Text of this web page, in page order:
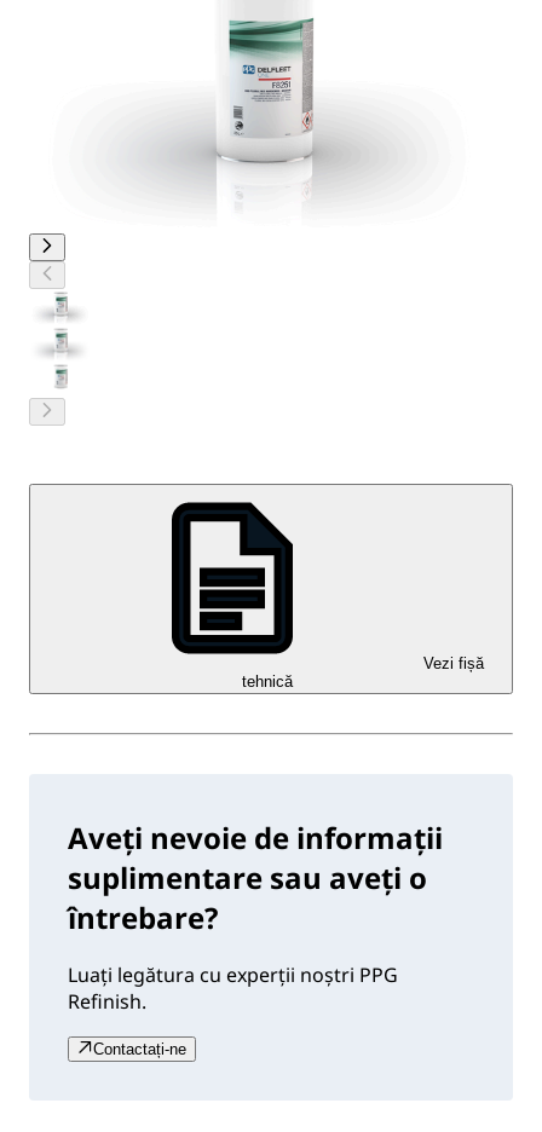
Vezi fișă
tehnică
Aveți nevoie de informații
suplimentare sau aveți o
întrebare?
Luați legătura cu experții noștri PPG
Refinish.
Contactați-ne